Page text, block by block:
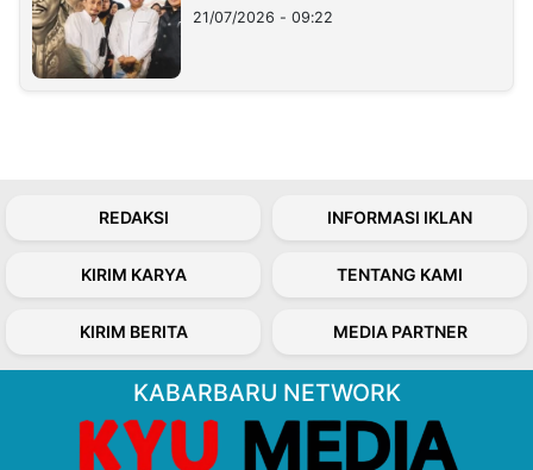
21/07/2026 - 09:22
REDAKSI INFORMASI IKLAN
KIRIM KARYA TENTANG KAMI
KIRIM BERITA MEDIA PARTNER
KABARBARU NETWORK